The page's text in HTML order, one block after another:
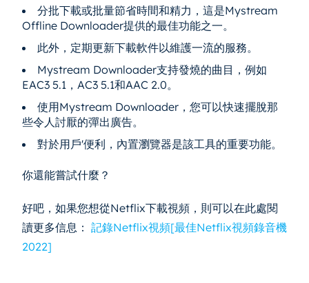
分批下載或批量節省時間和精力，這是Mystream
Offline Downloader提供的最佳功能之一。
此外，定期更新下載軟件以維護一流的服務。
Mystream Downloader支持發燒的曲目，例如
EAC3 5.1，AC3 5.1和AAC 2.0。
使用Mystream Downloader，您可以快速擺脫那
些令人討厭的彈出廣告。
對於用戶'便利，內置瀏覽器是該工具的重要功能。
你還能嘗試什麼？
好吧，如果您想從Netflix下載視頻，則可以在此處閱
讀更多信息： 記錄Netflix視頻[最佳Netflix視頻錄音機
2022]